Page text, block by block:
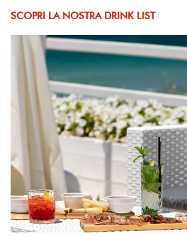
SCOPRI LA NOSTRA DRINK LIST